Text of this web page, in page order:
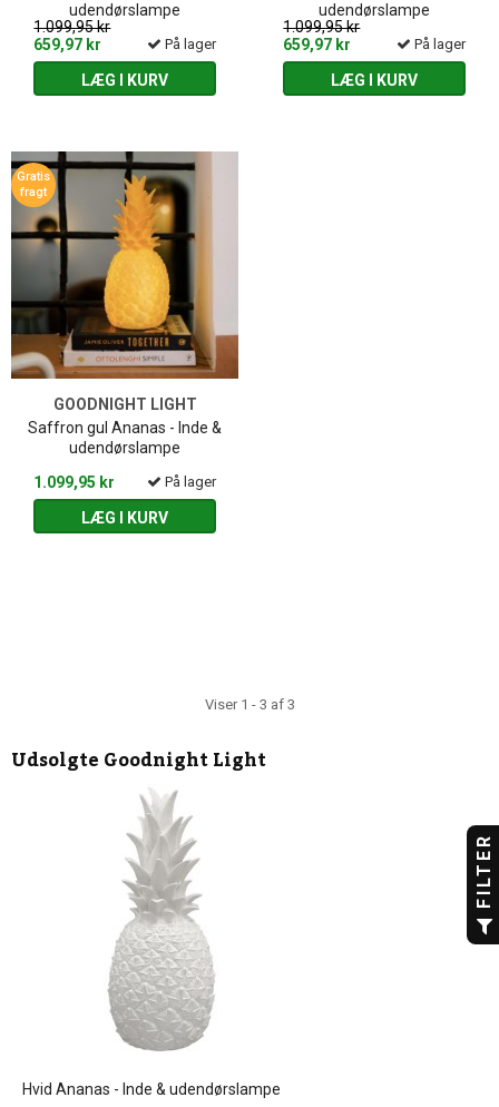
udendørslampe
1.099,95 kr
659,97 kr
På lager
LÆG I KURV
udendørslampe
1.099,95 kr
659,97 kr
På lager
LÆG I KURV
Gratis
fragt
GOODNIGHT LIGHT
Saffron gul Ananas - Inde &
udendørslampe
1.099,95 kr
På lager
LÆG I KURV
Viser 1 - 3 af 3
UdsolgteGoodnight Light
Hvid Ananas - Inde & udendørslampe
FILTER